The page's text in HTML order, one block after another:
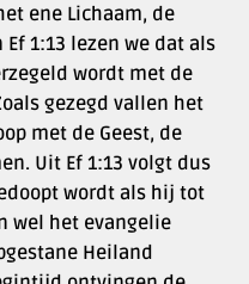
ene Lichaam, de
1:13 lezen we dat als
wordt met de
gezegd vallen het
met de Geest, de
Uit Ef 1:13 volgt dus
wordt als hij tot
wel het evangelie
Heiland